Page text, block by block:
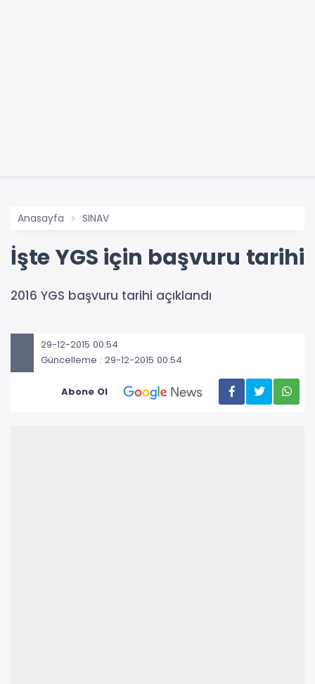
Anasayfa SINAV
İşte YGS için başvuru tarihi
2016 YGS başvuru tarihi açıklandı
29-12-2015 00:54
Güncelleme : 29-12-2015 00:54
Abone Ol